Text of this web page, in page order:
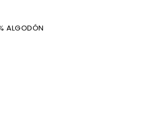
ALGODÓN